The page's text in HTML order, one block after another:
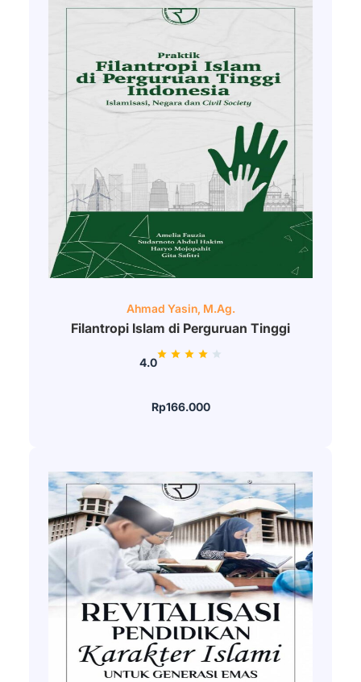
Ahmad Yasin, M.Ag.
Filantropi Islam di Perguruan Tinggi
4.0
Rp166.000